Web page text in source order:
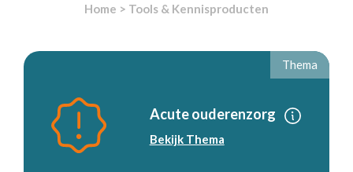
Home > Tools & Kennisproducten
Acute ouderenzorg
Bekijk Thema
Thema